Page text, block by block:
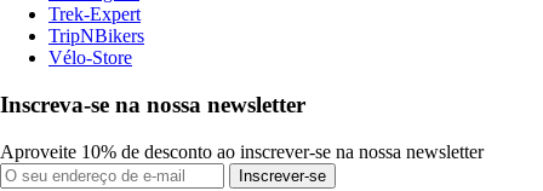
Trek-Expert
TripNBikers
Vélo-Store
Inscreva-se na nossa newsletter
Aproveite 10% de desconto ao inscrever-se na nossa newsletter
Inscrever-se